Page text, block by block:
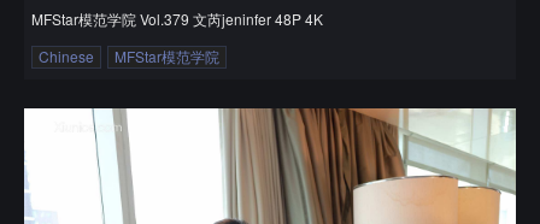
MFStar模范学院 Vol.379 文芮jeninfer 48P 4K
Chinese
MFStar模范学院